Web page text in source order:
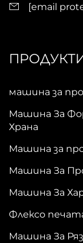
[email
машина за
Машина За
Храна
Машина за
Машина За
Машина За
Флексо
Машина За